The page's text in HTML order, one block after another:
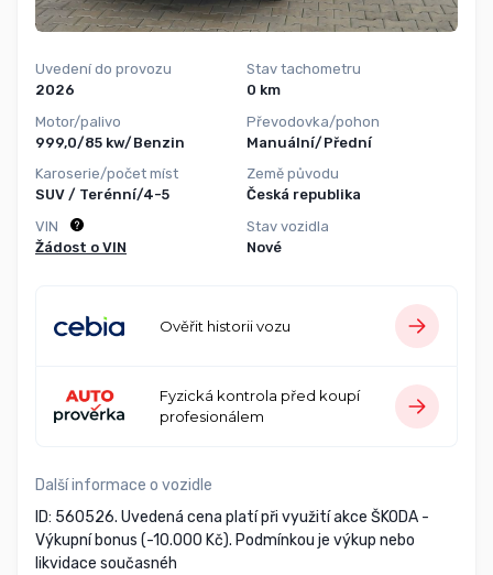
Uvedení do provozu
2026
Motor/palivo
999,0/85 kw/Benzin
Karoserie/počet míst
SUV / Terénní/4-5
Stav tachometru
0 km
Převodovka/pohon
Manuální/Přední
Země původu
Česká republika
VIN
Žádost o VIN
Stav vozidla
Nové
Ověřit historii vozu
Fyzická kontrola před koupí
profesionálem
Další informace o vozidle
ID: 560526. Uvedená cena platí při využití akce ŠKODA -
Výkupní bonus (-10.000 Kč). Podmínkou je výkup nebo
likvidace současnéh